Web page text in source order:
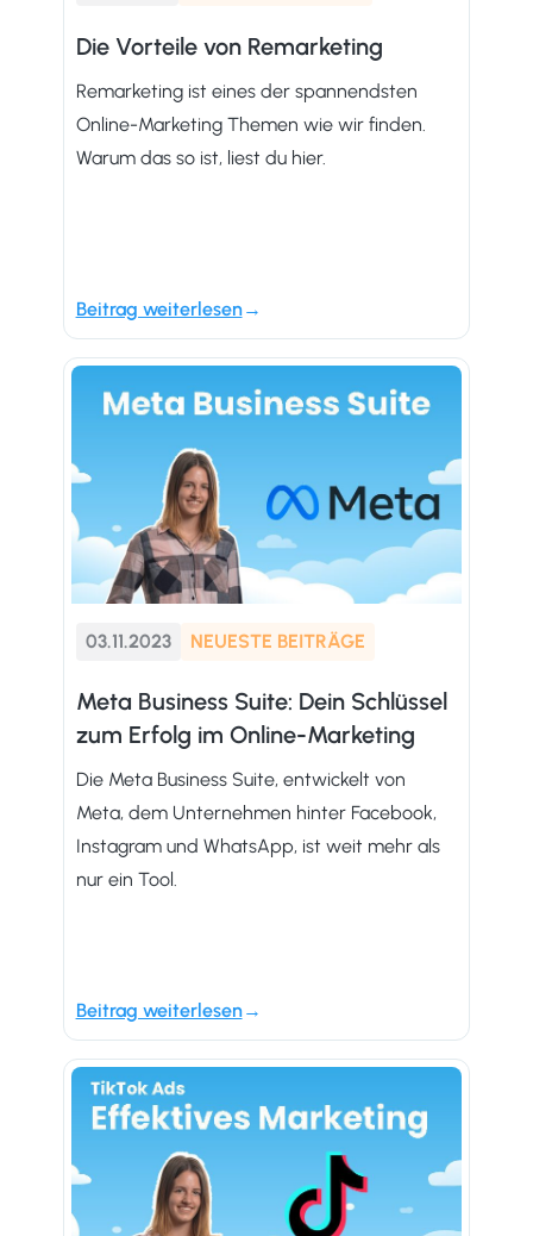
Die Vorteile von Remarketing
Remarketing ist eines der spannendsten
Online-Marketing Themen wie wir finden.
Warum das so ist, liest du hier.
Beitrag weiterlesen
03.11.2023 NEUESTE BEITRÄGE
Meta Business Suite: Dein Schlüssel
zum Erfolg im Online-Marketing
Die Meta Business Suite, entwickelt von
Meta, dem Unternehmen hinter Facebook,
Instagram und WhatsApp, ist weit mehr als
nur ein Tool.
Beitrag weiterlesen